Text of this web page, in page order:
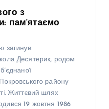
з
пам’ятаємо
загинув
Десятерик, родом
району
Життєвий шлях
19 жовтня 1986